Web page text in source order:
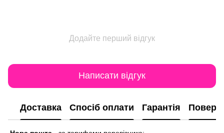
Додайте перший відгук
Написати відгук
Доставка Спосіб оплати Гарантія